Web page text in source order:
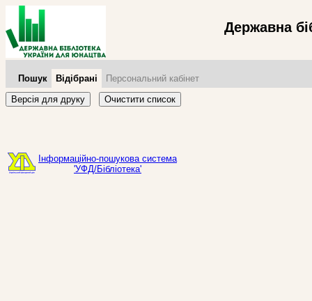
Державна
Пошук Відібрані
Персональний кабінет
Версія для друку
Очистити список
Інформаційно-пошукова система
'УФД/Бібліотека'